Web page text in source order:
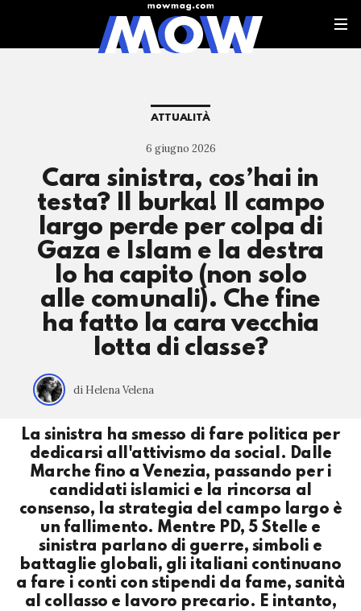
ATTUALITÀ
6 giugno 2026
Cara sinistra, cos’hai in
testa? Il burka! Il campo
largo perde per colpa di
Gaza e Islam e la destra
lo ha capito (non solo
alle comunali). Che fine
ha fatto la cara vecchia
lotta di classe?
di Helena Velena
La sinistra ha smesso di fare politica per
dedicarsi all'attivismo da social. Dalle
Marche fino a Venezia, passando per i
candidati islamici e la rincorsa al
consenso, la strategia del campo largo è
un fallimento. Mentre PD, 5 Stelle e
sinistra parlano di guerre, simboli e
battaglie globali, gli italiani continuano
a fare i conti con stipendi da fame, sanità
al collasso e lavoro precario. E intanto,